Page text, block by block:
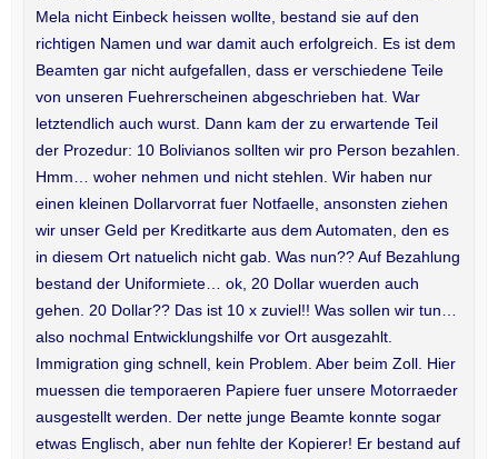
Mela nicht Einbeck heissen wollte, bestand sie auf den
richtigen Namen und war damit auch erfolgreich. Es ist dem
Beamten gar nicht aufgefallen, dass er verschiedene Teile
von unseren Fuehrerscheinen abgeschrieben hat. War
letztendlich auch wurst. Dann kam der zu erwartende Teil
der Prozedur: 10 Bolivianos sollten wir pro Person bezahlen.
Hmm… woher nehmen und nicht stehlen. Wir haben nur
einen kleinen Dollarvorrat fuer Notfaelle, ansonsten ziehen
wir unser Geld per Kreditkarte aus dem Automaten, den es
in diesem Ort natuelich nicht gab. Was nun?? Auf Bezahlung
bestand der Uniformiete… ok, 20 Dollar wuerden auch
gehen. 20 Dollar?? Das ist 10 x zuviel!! Was sollen wir tun…
also nochmal Entwicklungshilfe vor Ort ausgezahlt.
Immigration ging schnell, kein Problem. Aber beim Zoll. Hier
muessen die temporaeren Papiere fuer unsere Motorraeder
ausgestellt werden. Der nette junge Beamte konnte sogar
etwas Englisch, aber nun fehlte der Kopierer! Er bestand auf